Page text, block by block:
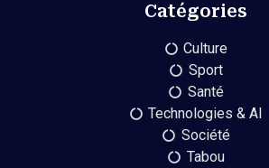
Catégories
Culture
Sport
Santé
Technologies & AI
Société
Tabou